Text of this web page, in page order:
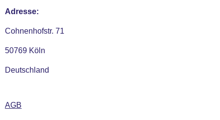
Adresse:
Cohnenhofstr. 71
50769 Köln
Deutschland
AGB